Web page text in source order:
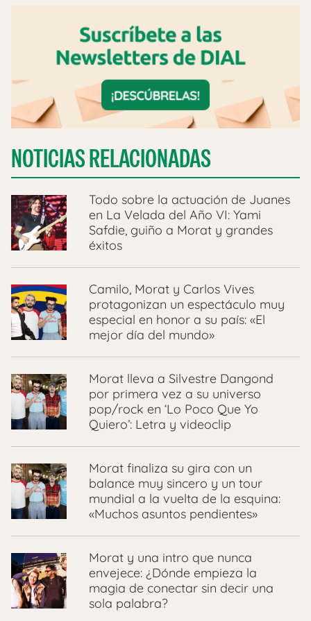
NOTICIAS RELACIONADAS
Todo sobre la actuación de Juanes
en La Velada del Año VI: Yami
Safdie, guiño a Morat y grandes
éxitos
Camilo, Morat y Carlos Vives
protagonizan un espectáculo muy
especial en honor a su país: «El
mejor día del mundo»
Morat lleva a Silvestre Dangond
por primera vez a su universo
pop/rock en ‘Lo Poco Que Yo
Quiero’: Letra y videoclip
Morat finaliza su gira con un
balance muy sincero y un tour
mundial a la vuelta de la esquina:
«Muchos asuntos pendientes»
Morat y una intro que nunca
envejece: ¿Dónde empieza la
magia de conectar sin decir una
sola palabra?